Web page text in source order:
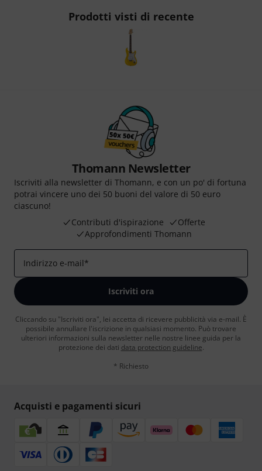
Prodotti visti di recente
Thomann Newsletter
Iscriviti alla newsletter di Thomann, e con un po' di fortuna
potrai vincere uno dei 50 buoni del valore di 50 euro
ciascuno!
Contributi d'ispirazione
Offerte
Approfondimenti Thomann
Indirizzo e-mail*
Iscriviti ora
Cliccando su "Iscriviti ora", lei accetta di ricevere pubblicità via e-mail. È
possibile annullare l'iscrizione in qualsiasi momento. Può trovare
ulteriori informazioni sulla newsletter nelle nostre linee guida per la
protezione dei dati data protection guideline.
* Richiesto
Acquisti e pagamenti sicuri